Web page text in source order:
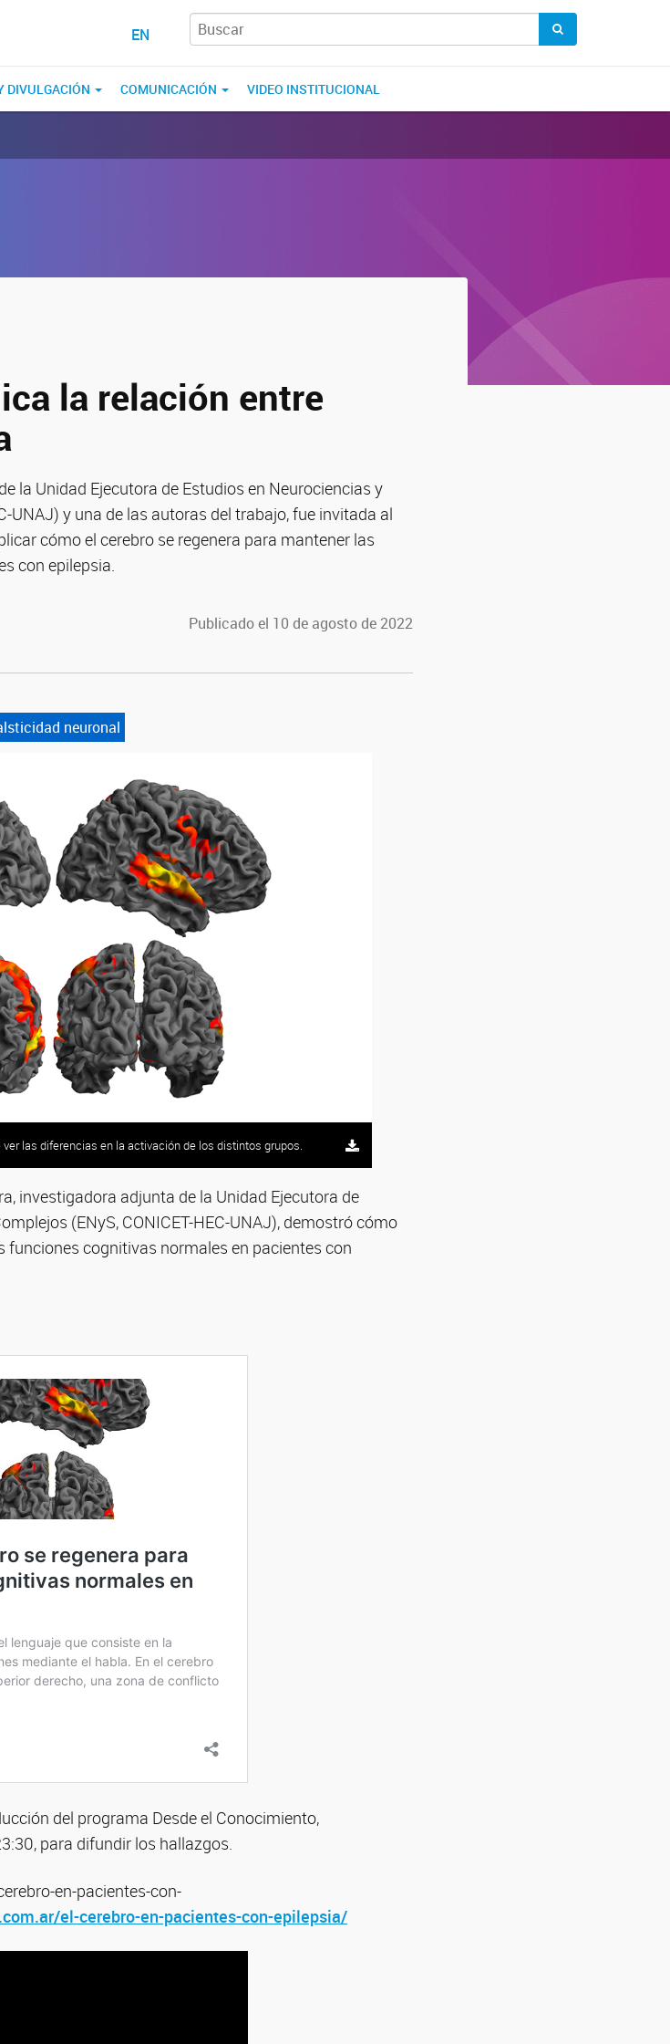
EN
DIVULGACIÓN COMUNICACIÓN VIDEO INSTITUCIONAL
la relación entre
la Unidad Ejecutora de Estudios en Neurociencias y
UNAJ) y una de las autoras del trabajo, fue invitada al
cómo el cerebro se regenera para mantener las
con epilepsia.
Publicado el 10 de agosto de 2022
neuronal
las diferencias en la activación de los distintos grupos.
investigadora adjunta de la Unidad Ejecutora de
(ENyS, CONICET-HEC-UNAJ), demostró cómo
funciones cognitivas normales en pacientes con
del programa Desde el Conocimiento,
para difundir los hallazgos.
en-pacientes-con-
el-cerebro-en-pacientes-con-epilepsia/